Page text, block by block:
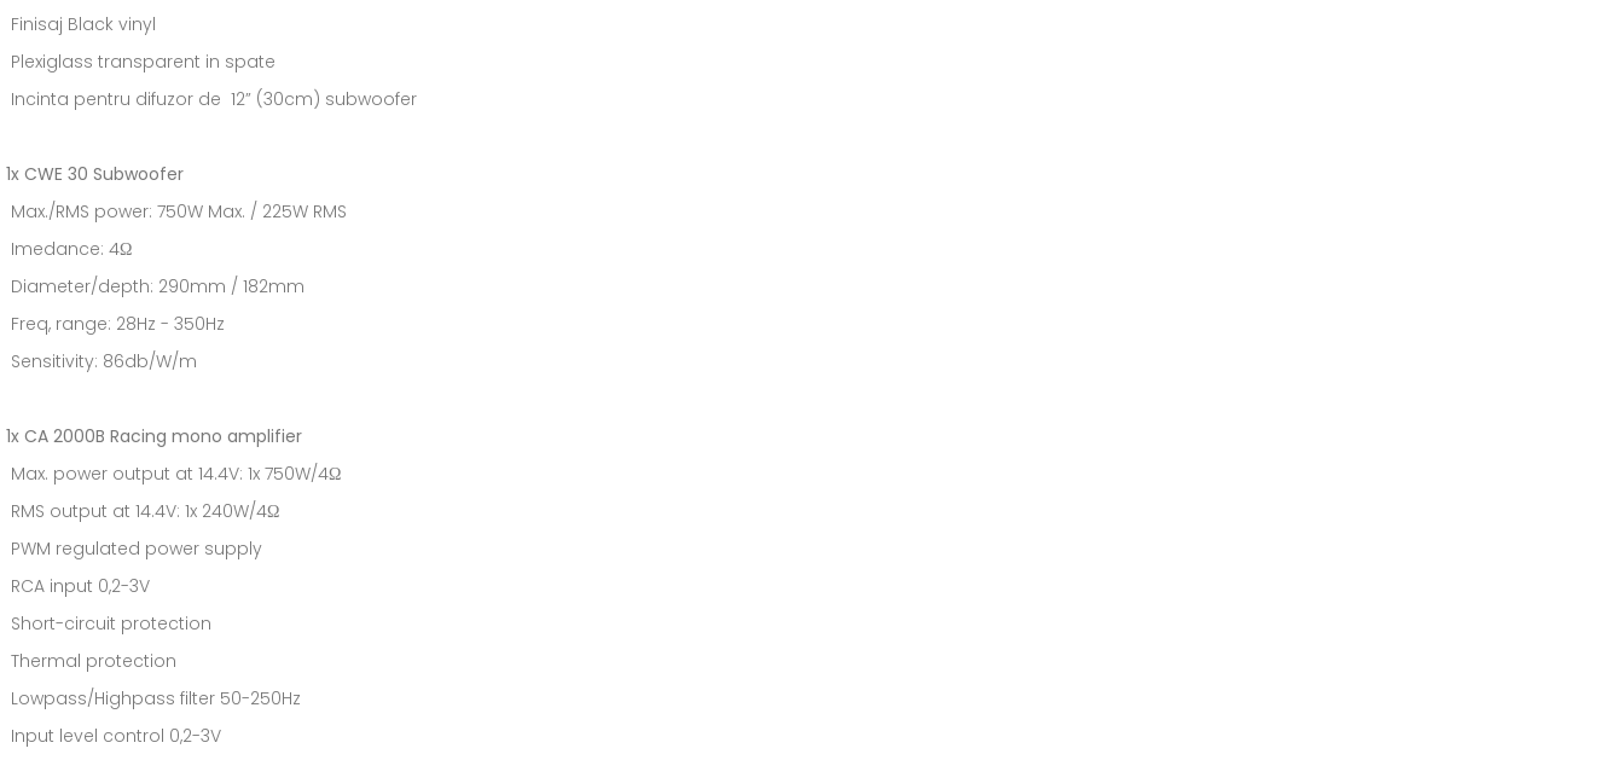
Finisaj Black vinyl
Plexiglass transparent in spate
Incinta pentru difuzor de 12” (30cm) subwoofer
1x CWE 30 Subwoofer
Max./RMS power: 750W Max. / 225W RMS
Imedance: 4Ω
Diameter/depth: 290mm / 182mm
Freq, range: 28Hz - 350Hz
Sensitivity: 86db/W/m
1x CA 2000B Racing mono amplifier
Max. power output at 14.4V: 1x 750W/4Ω
RMS output at 14.4V: 1x 240W/4Ω
PWM regulated power supply
RCA input 0,2-3V
Short-circuit protection
Thermal ­protection
Lowpass/Highpass filter 50-250Hz
Input level control 0,2-3V